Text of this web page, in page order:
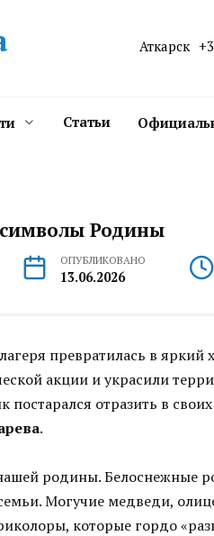
Аткарск
Статьи
символы Родины
ОПУБЛИКОВАНО
13.06.2026
превратилась в яркий
акции и украсили
отразить в
.
родины. Белоснежные
Могучие медведи,
которые гордо